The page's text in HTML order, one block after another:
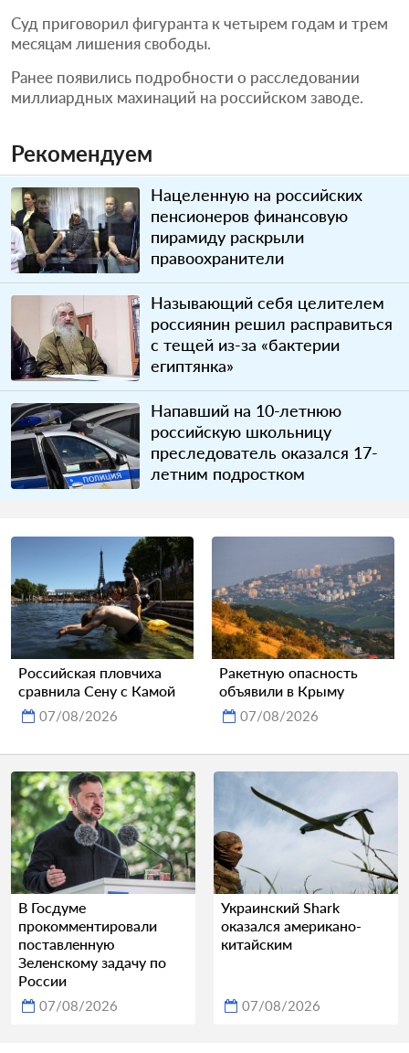
Суд приговорил фигуранта к четырем годам и трем
месяцам лишения свободы.
Ранее появились подробности о расследовании
миллиардных махинаций на российском заводе.
Рекомендуем
Нацеленную на российских
пенсионеров финансовую
пирамиду раскрыли
правоохранители
Называющий себя целителем
россиянин решил расправиться
с тещей из-за «бактерии
египтянка»
Напавший на 10-летнюю
российскую школьницу
преследователь оказался 17-
летним подростком
Российская пловчиха
сравнила Сену с Камой
07/08/2026
Ракетную опасность
объявили в Крыму
07/08/2026
В Госдуме
прокомментировали
поставленную
Зеленскому задачу по
России
07/08/2026
Украинский Shark
оказался американо-
китайским
07/08/2026